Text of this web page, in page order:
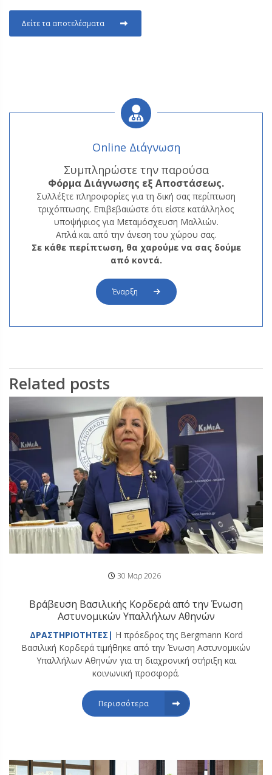
Δείτε τα αποτελέσματα
Online Διάγνωση
Συμπληρώστε την παρούσα
Φόρμα Διάγνωσης εξ Αποστάσεως.
Συλλέξτε πληροφορίες για τη δική σας περίπτωση
τριχόπτωσης. Επιβεβαιώστε ότι είστε κατάλληλος
υποψήφιος για Μεταμόσχευση Μαλλιών.
Απλά και από την άνεση του χώρου σας.
Σε κάθε περίπτωση, θα χαρούμε να σας δούμε
από κοντά.
Έναρξη
Related posts
30 Μαρ 2026
Βράβευση Βασιλικής Κορδερά από την Ένωση
Αστυνομικών Υπαλλήλων Αθηνών
ΔΡΑΣΤΗΡΙΟΤΗΤΕΣ| Η πρόεδρος της Bergmann Kord
Βασιλική Κορδερά τιμήθηκε από την Ένωση Αστυνομικών
Υπαλλήλων Αθηνών για τη διαχρονική στήριξη και
κοινωνική προσφορά.
Περισσότερα